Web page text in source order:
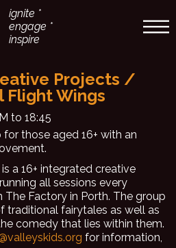
ignite *
engage *
inspire
Projects /
Flight Wings
to 18:45
those aged 16+ with an
a 16+ integrated creative
all sessions every
Factory in Porth. The group
traditional fairytales as well as
comedy that lies within them.
for information,